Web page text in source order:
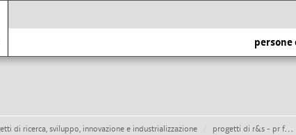
persone
di ricerca, sviluppo, innovazione e industrializzazione progetti di r&s - pr fesr 2021-2027 - bando 2022